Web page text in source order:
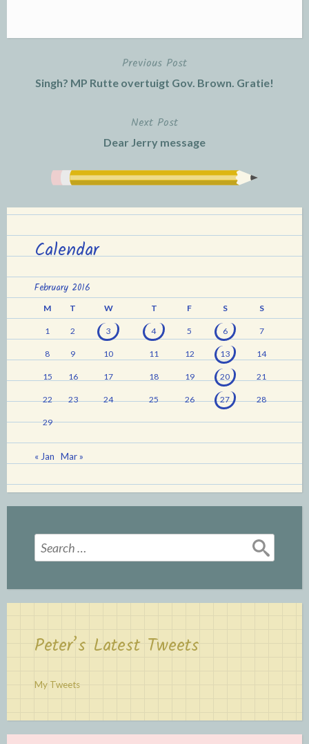
Previous Post
Singh? MP Rutte overtuigt Gov. Brown. Gratie!
Next Post
Dear Jerry message
Calendar
February 2016
M T W T F S S
1 2 3 4 5 6 7
8 9 10 11 12 13 14
15 16 17 18 19 20 21
22 23 24 25 26 27 28
29
« Jan Mar »
Search
for:
Peter’s Latest Tweets
My Tweets